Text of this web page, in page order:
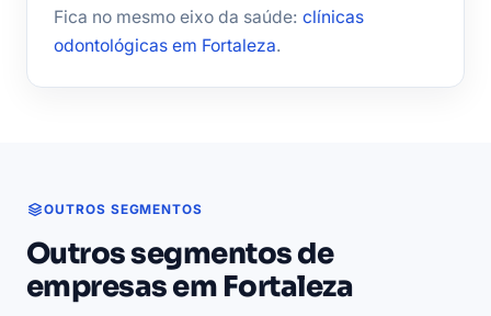
Fica no mesmo eixo da saúde: clínicas
odontológicas em Fortaleza.
OUTROS SEGMENTOS
Outros segmentos de
empresas em Fortaleza